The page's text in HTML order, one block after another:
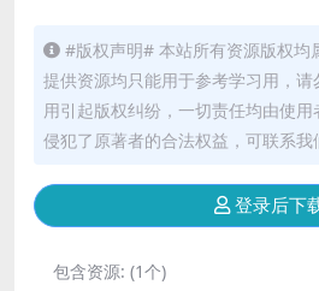
#版权声明# 本站所有资源版权均
提供资源均只能用于参考学习用，
用引起版权纠纷，一切责任均由使
侵犯了原著者的合法权益，可联系我
登录后下
包含资源: (1个)